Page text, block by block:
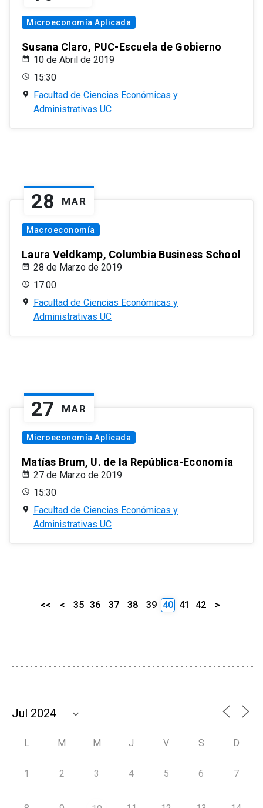
Microeconomía Aplicada
Susana Claro, PUC-Escuela de Gobierno
10 de Abril de 2019
15:30
Facultad de Ciencias Económicas y
Administrativas UC
28 MAR
Macroeconomía
Laura Veldkamp, Columbia Business School
28 de Marzo de 2019
17:00
Facultad de Ciencias Económicas y
Administrativas UC
27 MAR
Microeconomía Aplicada
Matías Brum, U. de la República-Economía
27 de Marzo de 2019
15:30
Facultad de Ciencias Económicas y
Administrativas UC
<< < 35 36 37 38 39 40 41 42 >
L M M J V S D
1 2 3 4 5 6 7